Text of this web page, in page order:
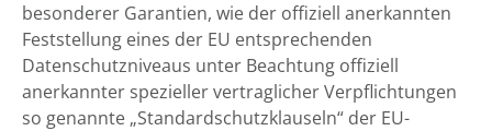
besonderer Garantien, wie der offiziell anerkannten
Feststellung eines der EU entsprechenden
Datenschutzniveaus unter Beachtung offiziell
anerkannter spezieller vertraglicher Verpflichtungen
so genannte „Standardschutzklauseln“ der EU-